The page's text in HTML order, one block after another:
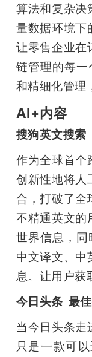
算法和复杂决
量数据环境下
让零售企业在
链管理的每一
和精细化管理
AI+内容
搜狗英文搜索
作为全球首个
创新性地将人
合，打破了全
不精通英文的
世界信息，同
中文译文、中
息。让用户获
今日头条  最
当今日头条走
只是一款可